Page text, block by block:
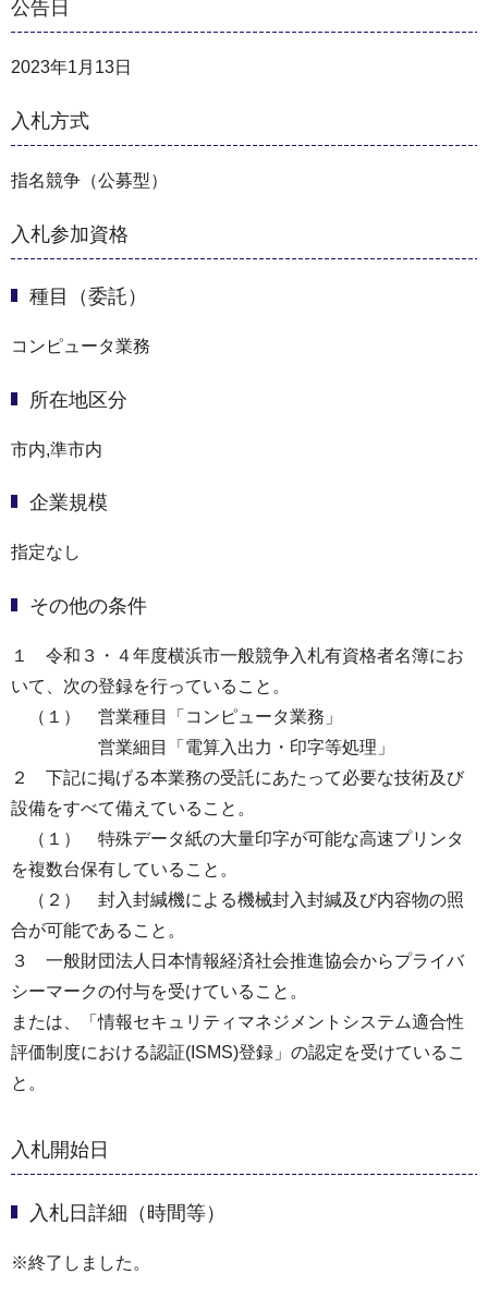
公告日
2023年1月13日
入札方式
指名競争（公募型）
入札参加資格
種目（委託）
コンピュータ業務
所在地区分
市内,準市内
企業規模
指定なし
その他の条件
１ 令和３・４年度横浜市一般競争入札有資格者名簿にお
いて、次の登録を行っていること。
（１） 営業種目「コンピュータ業務」
営業細目「電算入出力・印字等処理」
２ 下記に掲げる本業務の受託にあたって必要な技術及び
設備をすべて備えていること。
（１） 特殊データ紙の大量印字が可能な高速プリンタ
を複数台保有していること。
（２） 封入封緘機による機械封入封緘及び内容物の照
合が可能であること。
３ 一般財団法人日本情報経済社会推進協会からプライバ
シーマークの付与を受けていること。
または、「情報セキュリティマネジメントシステム適合性
評価制度における認証(ISMS)登録」の認定を受けているこ
と。
入札開始日
入札日詳細（時間等）
※終了しました。